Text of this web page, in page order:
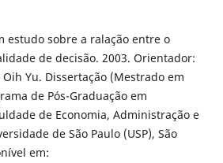
estudo sobre a ralação entre o
de decisão. 2003. Orientador:
Yu. Dissertação (Mestrado em
de Pós-Graduação em
de Economia, Administração e
de São Paulo (USP), São
em: